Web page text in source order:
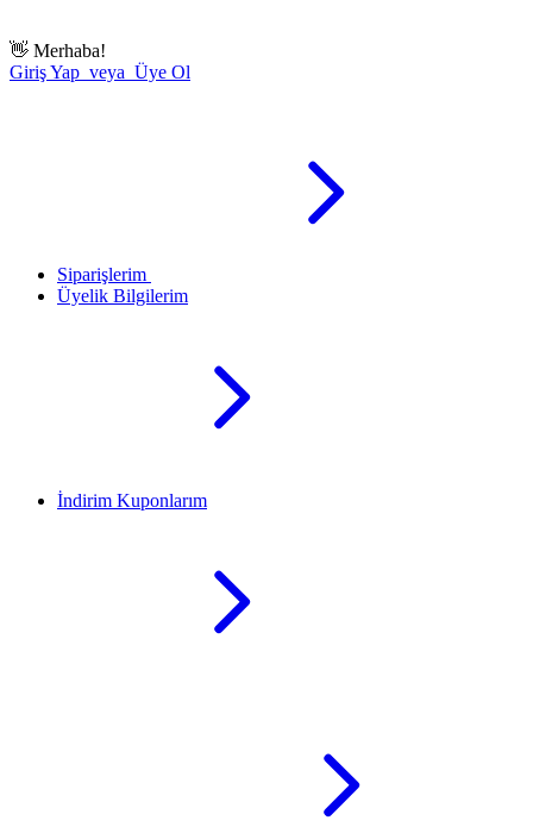
👋 Merhaba!
Giriş Yap veya Üye Ol
Siparişlerim
Üyelik Bilgilerim
İndirim Kuponlarım